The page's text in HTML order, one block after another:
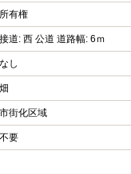
所有権
接道: 西 公道 道路幅: 6ｍ
なし
畑
市街化区域
不要